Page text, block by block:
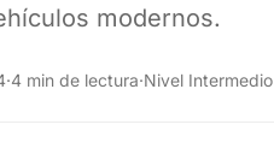
modernos.
·4 min de lectura·Nivel Intermedio